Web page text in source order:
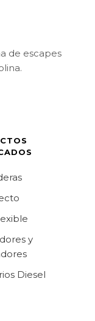
de escapes
y
Diesel